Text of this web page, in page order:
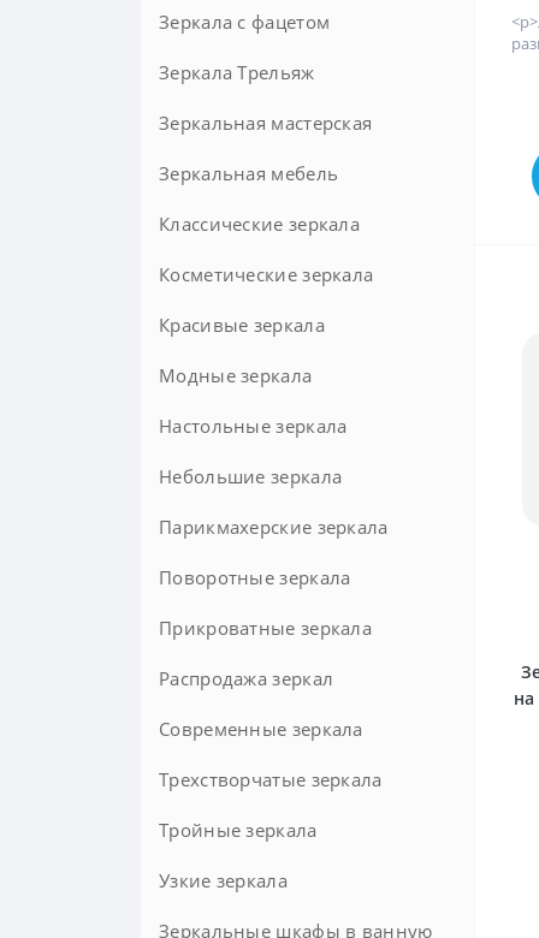
Зеркала с фацетом
Круглые с фацетом
Зеркала Трельяж
Зеркальная мастерская
Зеркала на заказ
Зеркальная мебель
Классические зеркала
Косметические зеркала
Красивые зеркала
Модные зеркала
Настольные зеркала
Небольшие зеркала
Парикмахерские зеркала
Поворотные зеркала
Прикроватные зеркала
Распродажа зеркал
Современные зеркала
Трехстворчатые зеркала
Тройные зеркала
Узкие зеркала
Зеркальные шкафы в ванную
на